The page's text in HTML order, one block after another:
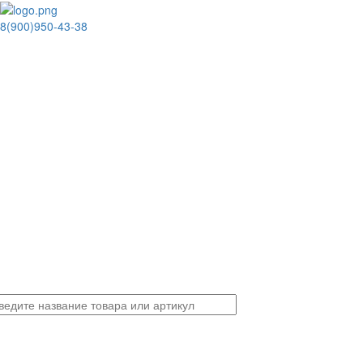
8(900)950-43-38